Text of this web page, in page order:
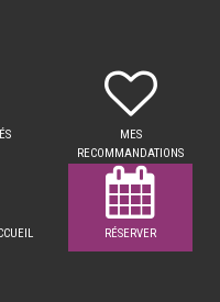
MES
RECOMMANDATIONS
RÉSERVER